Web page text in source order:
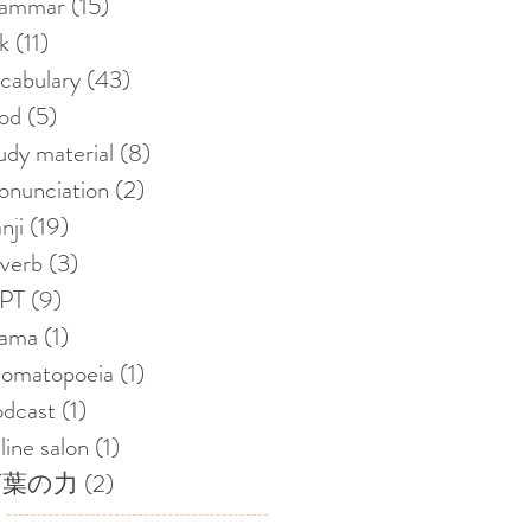
(11)
(43)
(5)
material (8)
(2)
(19)
(3)
(9)
(1)
(1)
(1)
salon (1)
の力 (2)